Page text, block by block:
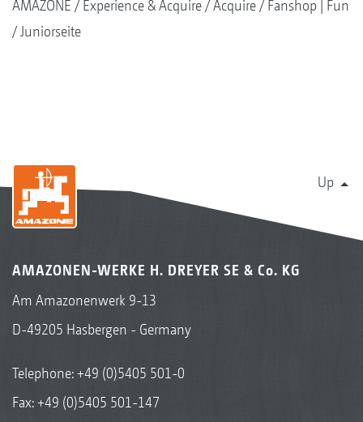
AMAZONE Experience & Acquire Acquire
Fanshop | Fun
Juniorseite
Up
AMAZONEN-WERKE H. DREYER SE & Co. KG
Am Amazonenwerk 9-13
D-49205 Hasbergen - Germany
Telephone:+49 (0)5405 501-0
Fax: +49 (0)5405 501-147